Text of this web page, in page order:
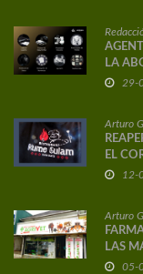
LA
29-
Arturo
EL
12-
Arturo
LAS
05-